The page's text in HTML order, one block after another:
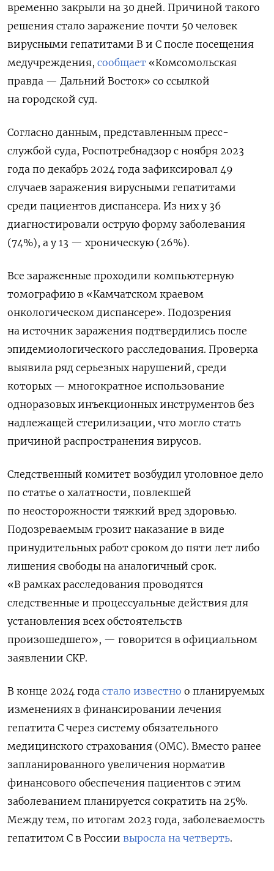
временно закрыли на 30 дней. Причиной такого
решения стало заражение почти 50 человек
вирусными гепатитами В и С после посещения
медучреждения, сообщает «Комсомольская
правда — Дальний Восток» со ссылкой
на городской суд.
Согласно данным, представленным пресс-
службой суда, Роспотребнадзор с ноября 2023
года по декабрь 2024 года зафиксировал 49
случаев заражения вирусными гепатитами
среди пациентов диспансера. Из них у 36
диагностировали острую форму заболевания
(74%), а у 13 — хроническую (26%).
Все зараженные проходили компьютерную
томографию в «Камчатском краевом
онкологическом диспансере». Подозрения
на источник заражения подтвердились после
эпидемиологического расследования. Проверка
выявила ряд серьезных нарушений, среди
которых — многократное использование
одноразовых инъекционных инструментов без
надлежащей стерилизации, что могло стать
причиной распространения вирусов.
Следственный комитет возбудил уголовное дело
по статье о халатности, повлекшей
по неосторожности тяжкий вред здоровью.
Подозреваемым грозит наказание в виде
принудительных работ сроком до пяти лет либо
лишения свободы на аналогичный срок.
«В рамках расследования проводятся
следственные и процессуальные действия для
установления всех обстоятельств
произошедшего», — говорится в официальном
заявлении СКР.
В конце 2024 года стало известно о планируемых
изменениях в финансировании лечения
гепатита С через систему обязательного
медицинского страхования (ОМС). Вместо ранее
запланированного увеличения норматив
финансового обеспечения пациентов с этим
заболеванием планируется сократить на 25%.
Между тем, по итогам 2023 года, заболеваемость
гепатитом С в России выросла на четверть.